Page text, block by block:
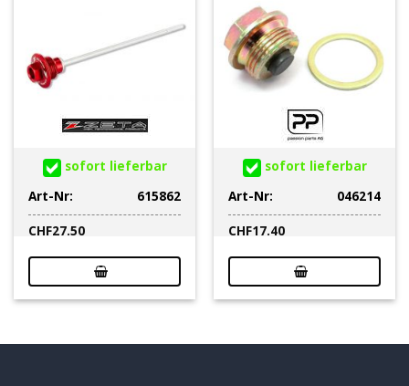
sofort lieferbar
Art-Nr:
615862
CHF27.50
sofort lieferbar
Art-Nr:
046214
CHF17.40